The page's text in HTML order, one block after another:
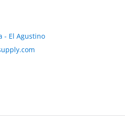
- El Agustino